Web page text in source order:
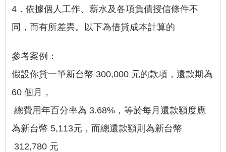
4．依據個人工作、薪水及各項負債授信條件不
同，而有所差異。以下為借貸成本計算的
參考案例：
假設你貸一筆新台幣 300,000 元的款項，還款期為
60 個月，
總費用年百分率為 3.68%，等於每月還款額度應
為新台幣 5,113元，而總還款額則為新台幣
312,780 元